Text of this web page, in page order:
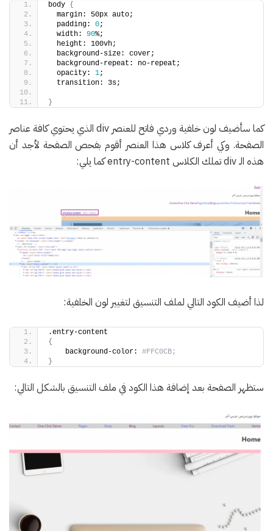
body {
  margin: 50px auto;
  padding:
0;
  width:
90%;
  height: 100vh;
  background-size: cover;
  background-repeat: no-repeat;
  opacity:
1;
  transition: 3s;
}
كما سأضيف لون خلفية وردي فاتح للعنصر div الذي يحتوي كافة عناصر
الصفحة. وكي أعرف كلاس هذا العنصر أقوم بفحص الصفحة لأجد أن
هذه الـ div تملك الكلاس entry-content كما يلي:
لذا أضيف الكود التالي لملف التنسيق لتغيير لون الخلفية:
.entry-content
{
    background-color:
#FFC0CB;
}
ستظهر الصفحة بعد إضافة هذا الكود في ملف التنسيق بالشكل التالي: